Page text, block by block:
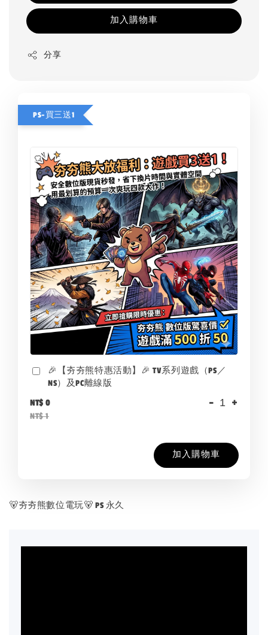
加入購物車
分享
PS-買三送1
🎉【夯夯熊特惠活動】🎉 TV系列遊戲（PS／
NS）及PC離線版
NT$ 0
NT$ 1
- +
加入購物車
🐻夯夯熊數位電玩🐻 PS 永久